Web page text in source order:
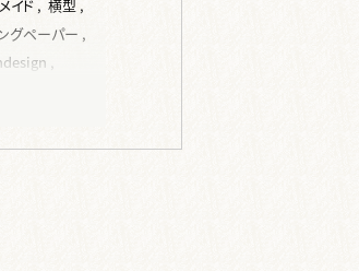
イド , 横型 ,
グペーパー ,
,
間違い ,